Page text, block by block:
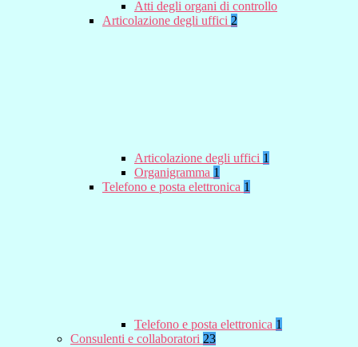
Atti degli organi di controllo
Articolazione degli uffici 2
Articolazione degli uffici 1
Organigramma 1
Telefono e posta elettronica 1
Telefono e posta elettronica 1
Consulenti e collaboratori 23